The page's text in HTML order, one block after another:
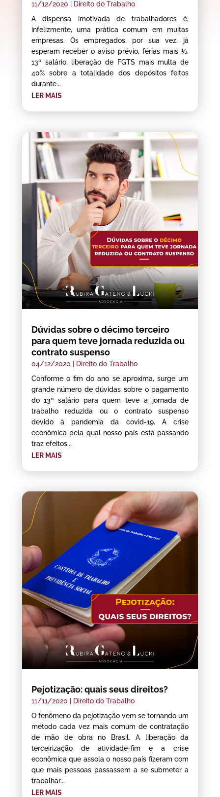
11/12/2020
Direito do Trabalho
A dispensa imotivada de trabalhadores é,
infelizmente, uma prática comum em muitas
empresas. Os empregados, por sua vez, já
esperam receber o aviso prévio, férias mais ⅓,
13º salário, liberação de FGTS mais multa de
40% sobre a totalidade dos depósitos feitos
durante...
LER MAIS
Dúvidas sobre o décimo terceiro
para quem teve jornada reduzida ou
contrato suspenso
04/12/2020
Direito do Trabalho
Conforme o fim do ano se aproxima, surge um
grande número de dúvidas sobre o pagamento
do 13º salário para quem teve a jornada de
trabalho reduzida ou o contrato suspenso
devido à pandemia da covid-19. A crise
econômica pela qual nosso país está passando
traz efeitos...
LER MAIS
Pejotização: quais seus direitos?
11/11/2020 | Direito do Trabalho
O fenômeno da pejotização vem se tornando um
método cada vez mais comum de contratação
de mão de obra no Brasil. A liberação da
terceirização de atividade-fim e a crise
econômica que assola o nosso país fizeram com
que mais pessoas passassem a se submeter a
trabalhar...
LER MAIS